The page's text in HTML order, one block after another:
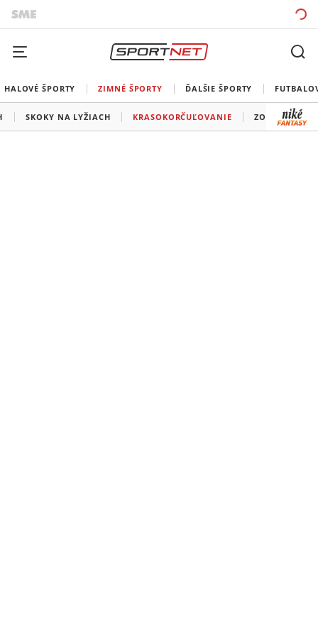
HALOVÉ ŠPORTY ZIMNÉ ŠPORTY ĎALŠIE ŠPORTY
SKOKY NA LYŽIACH KRASOKORČUĽOVANIE ZOH 2026